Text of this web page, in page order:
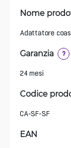
Nome
Adattatore
Garanzia ?
24 mesi
Codice
CA-SF-SF
EAN